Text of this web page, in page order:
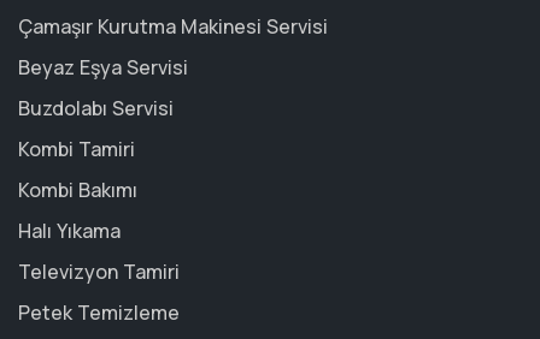
Çamaşır Kurutma Makinesi Servisi
Beyaz Eşya Servisi
Buzdolabı Servisi
Kombi Tamiri
Kombi Bakımı
Halı Yıkama
Televizyon Tamiri
Petek Temizleme